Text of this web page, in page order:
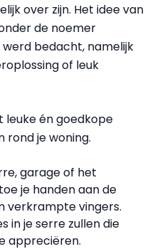
over zijn. Het idee van
de noemer
bedacht, namelijk
of leuk
leuke én goedkope
rond je woning.
garage of het
je handen aan de
verkrampte vingers.
in je serre zullen die
appreciëren.